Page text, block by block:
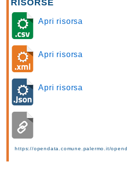
RISORSE
Apri risorsa
Apri risorsa
Apri risorsa
https://opendata.comune.palermo.it/